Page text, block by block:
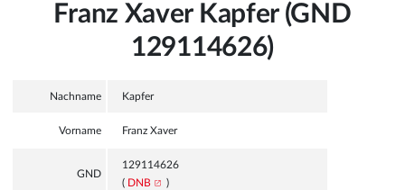
Franz Xaver Kapfer (GND
129114626)
Nachname Kapfer
Vorname Franz Xaver
GND
129114626
( DNB )